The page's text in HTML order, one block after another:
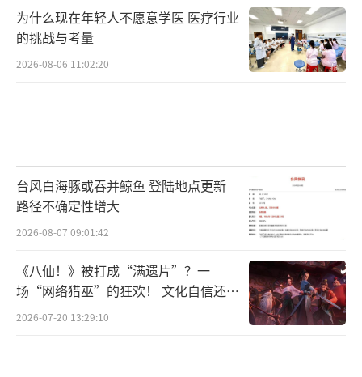
为什么现在年轻人不愿意学医 医疗行业
的挑战与考量
2026-08-06 11:02:20
台风白海豚或吞并鲸鱼 登陆地点更新
路径不确定性增大
2026-08-07 09:01:42
《八仙！》被打成“满遗片”？一
场“网络猎巫”的狂欢！ 文化自信还是
焦虑？
2026-07-20 13:29:10